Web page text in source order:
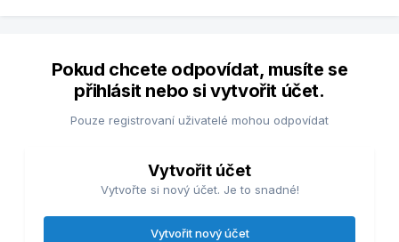
Pokud chcete odpovídat, musíte se
přihlásit nebo si vytvořit účet.
Pouze registrovaní uživatelé mohou odpovídat
Vytvořit účet
Vytvořte si nový účet. Je to snadné!
Vytvořit nový účet